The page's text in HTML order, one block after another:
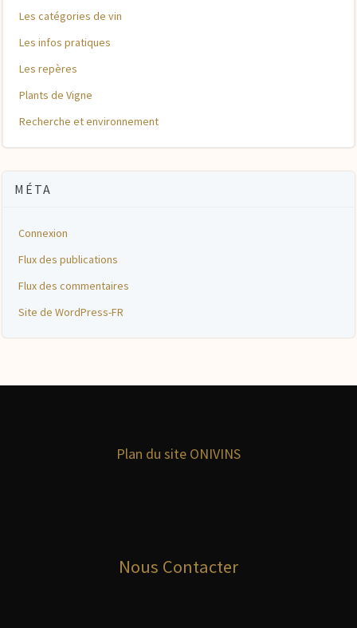
Les catégories de vin
Les infos pratiques
Les repères
Plants de Vigne
Recherche et environnement
MÉTA
Connexion
Flux des publications
Flux des commentaires
Site de WordPress-FR
Plan du site ONIVINS
Nous Contacter